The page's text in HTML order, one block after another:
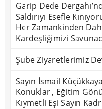
Garip Dede
Saldırıyı Esefle
Her Zamankinden
Kardeşliğimizi
Şube Ziyaretlerimiz
Sayın İsmail
Konukları, Eğitim
Kıymetli Eşi Sayın